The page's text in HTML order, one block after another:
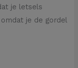
je letsels
je de gordel